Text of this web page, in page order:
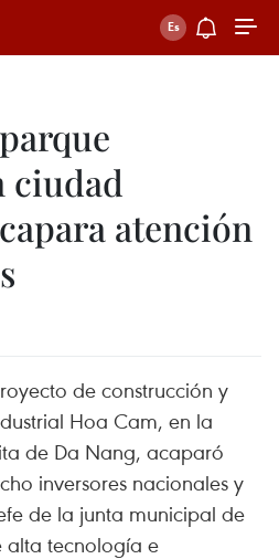
ciudad
atención
de construcción y
Hoa Cam, en la
de Da Nang, acaparó
inversores nacionales y
de la junta municipal de
alta tecnología e